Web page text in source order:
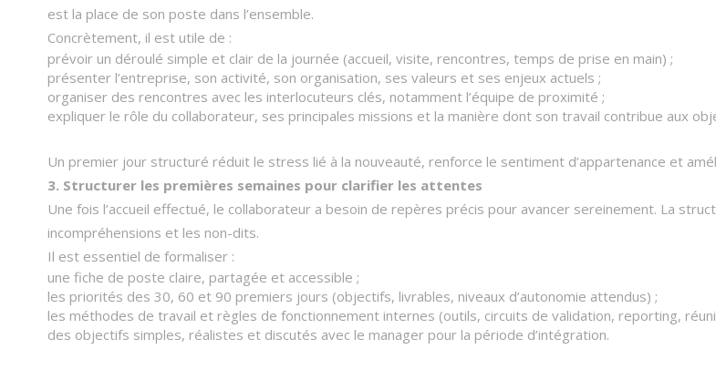
est la place de son poste dans l’ensemble.​
Concrètement, il est utile de :
prévoir un déroulé simple et clair de la journée (accueil, visite, rencontres, temps de prise en main) ;
présenter l’entreprise, son activité, son organisation, ses valeurs et ses enjeux actuels ;
organiser des rencontres avec les interlocuteurs clés, notamment l’équipe de proximité ;
expliquer le rôle du collaborateur, ses principales missions et la manière dont son travail contribue aux
Un premier jour structuré réduit le stress lié à la nouveauté, renforce le sentiment d’appartenance et
3. Structurer les premières semaines pour clarifier les attentes
Une fois l’accueil effectué, le collaborateur a besoin de repères précis pour avancer sereinement. La
incompréhensions et les non-dits.
Il est essentiel de formaliser :
une fiche de poste claire, partagée et accessible ;
les priorités des 30, 60 et 90 premiers jours (objectifs, livrables, niveaux d’autonomie attendus) ;
les méthodes de travail et règles de fonctionnement internes (outils, circuits de validation, reporting,
des objectifs simples, réalistes et discutés avec le manager pour la période d’intégration.​